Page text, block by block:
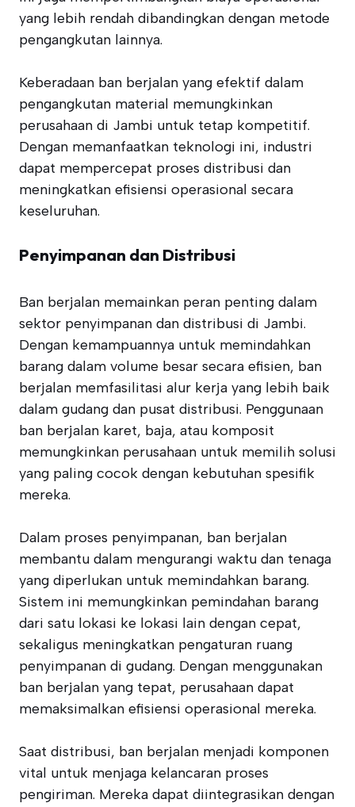
yang lebih rendah dibandingkan dengan metode
pengangkutan lainnya.
Keberadaan ban berjalan yang efektif dalam
pengangkutan material memungkinkan
perusahaan di Jambi untuk tetap kompetitif.
Dengan memanfaatkan teknologi ini, industri
dapat mempercepat proses distribusi dan
meningkatkan efisiensi operasional secara
keseluruhan.
Penyimpanan dan Distribusi
Ban berjalan memainkan peran penting dalam
sektor penyimpanan dan distribusi di Jambi.
Dengan kemampuannya untuk memindahkan
barang dalam volume besar secara efisien, ban
berjalan memfasilitasi alur kerja yang lebih baik
dalam gudang dan pusat distribusi. Penggunaan
ban berjalan karet, baja, atau komposit
memungkinkan perusahaan untuk memilih solusi
yang paling cocok dengan kebutuhan spesifik
mereka.
Dalam proses penyimpanan, ban berjalan
membantu dalam mengurangi waktu dan tenaga
yang diperlukan untuk memindahkan barang.
Sistem ini memungkinkan pemindahan barang
dari satu lokasi ke lokasi lain dengan cepat,
sekaligus meningkatkan pengaturan ruang
penyimpanan di gudang. Dengan menggunakan
ban berjalan yang tepat, perusahaan dapat
memaksimalkan efisiensi operasional mereka.
Saat distribusi, ban berjalan menjadi komponen
vital untuk menjaga kelancaran proses
pengiriman. Mereka dapat diintegrasikan dengan